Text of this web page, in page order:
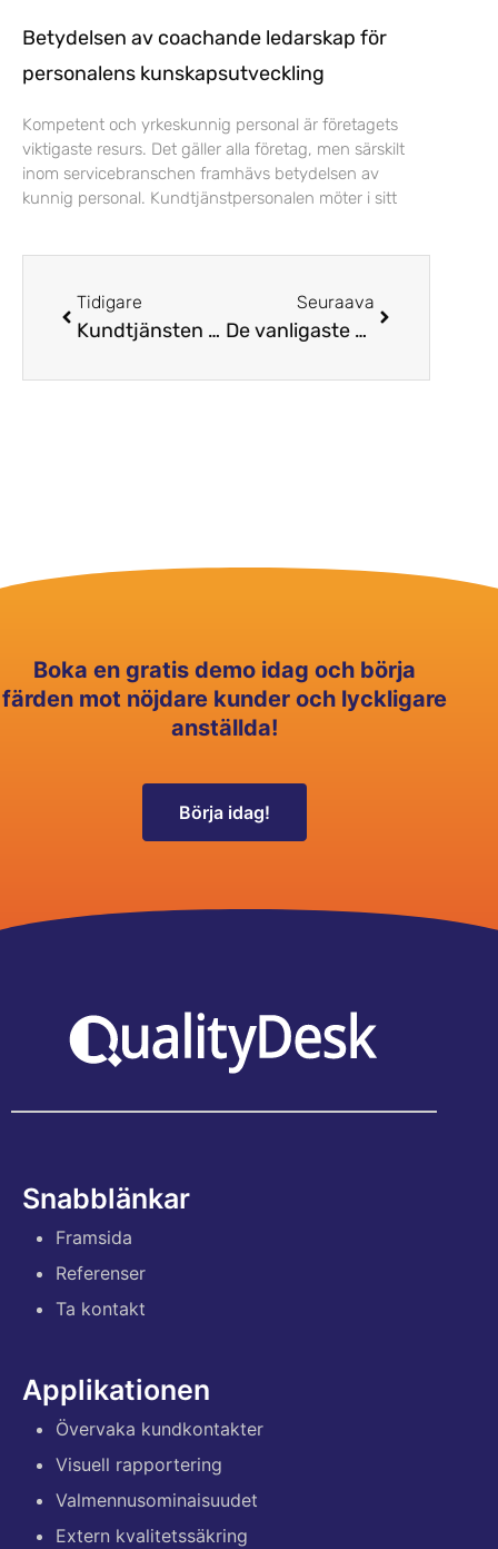
Betydelsen av coachande ledarskap för
personalens kunskapsutveckling
Kompetent och yrkeskunnig personal är företagets
viktigaste resurs. Det gäller alla företag, men särskilt
inom servicebranschen framhävs betydelsen av
kunnig personal. Kundtjänstpersonalen möter i sitt
Tidigare
Kundtjänsten är inte samma sak som kundupplevelsen
Seuraava
De vanligaste problemen på contact center #2: att engagera arbetstagarna
Boka en gratis demo idag och börja
färden mot nöjdare kunder och lyckligare
anställda!
Börja idag!
Snabblänkar
Framsida
Referenser
Ta kontakt
Applikationen
Övervaka kundkontakter
Visuell rapportering
Valmennusominaisuudet
Extern kvalitetssäkring